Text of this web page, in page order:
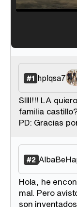
#1 hplqsa7
SIIII!!! LA
familia
PD: Gracias
#2
Hola, he
mal. Pero
son